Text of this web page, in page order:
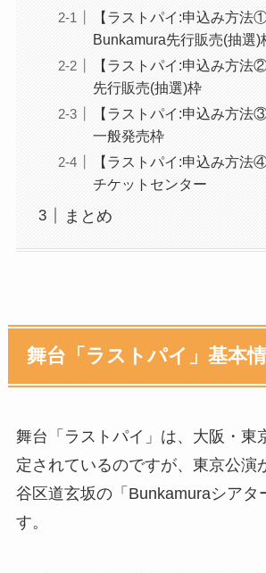
【ラストパイ:申込み方法
Bunkamura先行販売(抽選
【ラストパイ:申込み方法
先行販売(抽選)枠
【ラストパイ:申込み方法
一般発売枠
【ラストパイ:申込み方法
チケットセンター
まとめ
舞台「ラストパイ」基本
舞台「ラストパイ」は、大阪・東
定されているのですが、東京公演
谷区道玄坂の「Bunkamuraシアタ
す。